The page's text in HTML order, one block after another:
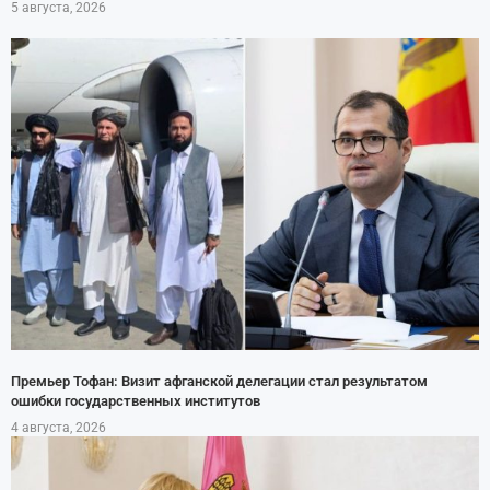
5 августа, 2026
Премьер Тофан: Визит афганской делегации стал результатом
ошибки государственных институтов
4 августа, 2026